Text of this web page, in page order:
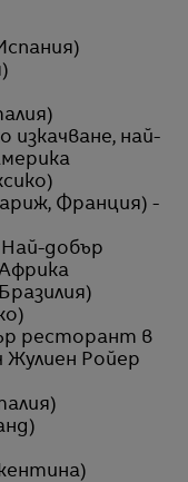
изкачване, най-
Франция) -
Най-добър
ресторант в
Жулиен Ройер